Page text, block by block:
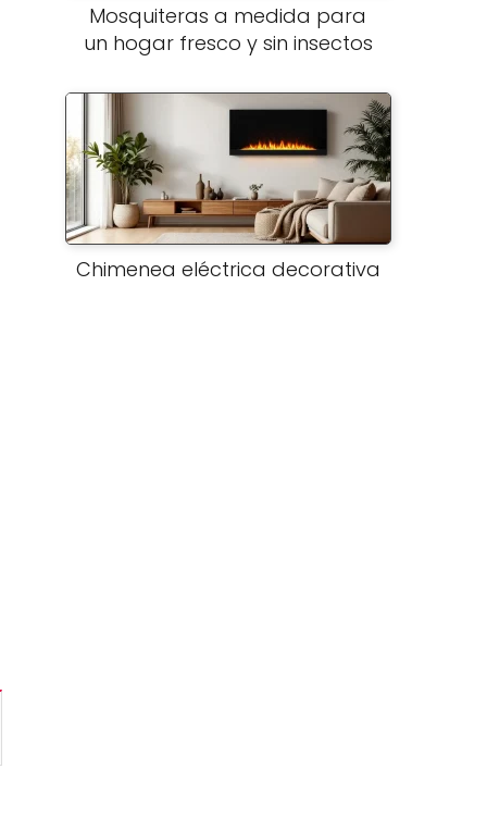
Mosquiteras a medida para
un hogar fresco y sin insectos
Chimenea eléctrica decorativa